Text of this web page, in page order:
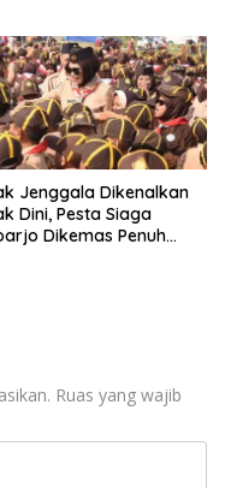
Jenggala Dikenalkan
Dini, Pesta Siaga
Dikemas Penuh
Ruas yang wajib